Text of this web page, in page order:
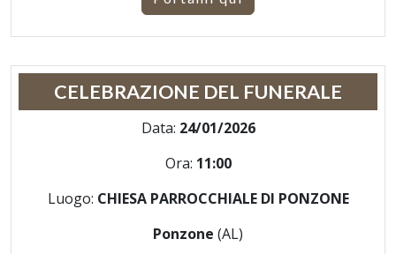
CELEBRAZIONE DEL FUNERALE
Data: 24/01/2026
Ora: 11:00
Luogo: CHIESA PARROCCHIALE DI PONZONE
Ponzone (AL)